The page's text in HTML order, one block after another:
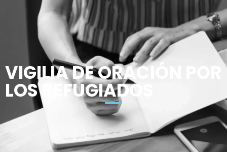
VIGILIA DE ORACIÓN POR
LOS REFUGIADOS